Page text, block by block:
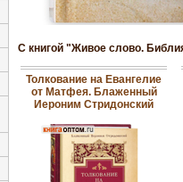
С книгой "Живое слово.
Толкование на Евангелие
от Матфея. Блаженный
Иероним Стридонский